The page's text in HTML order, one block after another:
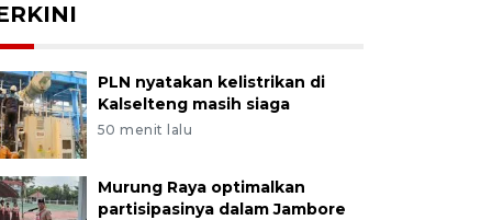
PLN nyatakan kelistrikan di
Kalselteng masih siaga
50 menit lalu
Murung Raya optimalkan
partisipasinya dalam Jambore